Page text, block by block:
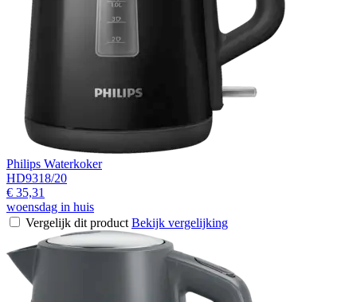
Philips Waterkoker
HD9318/20
€ 35,31
woensdag in huis
Vergelijk dit product Bekijk vergelijking